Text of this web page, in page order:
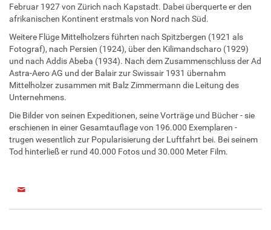
Februar 1927 von Zürich nach Kapstadt. Dabei überquerte er den
afrikanischen Kontinent erstmals von Nord nach Süd.
Weitere Flüge Mittelholzers führten nach Spitzbergen (1921 als
Fotograf), nach Persien (1924), über den Kilimandscharo (1929)
und nach Addis Abeba (1934). Nach dem Zusammenschluss der Ad
Astra-Aero AG und der Balair zur Swissair 1931 übernahm
Mittelholzer zusammen mit Balz Zimmermann die Leitung des
Unternehmens.
Die Bilder von seinen Expeditionen, seine Vorträge und Bücher - sie
erschienen in einer Gesamtauflage von 196.000 Exemplaren -
trugen wesentlich zur Popularisierung der Luftfahrt bei. Bei seinem
Tod hinterließ er rund 40.000 Fotos und 30.000 Meter Film.